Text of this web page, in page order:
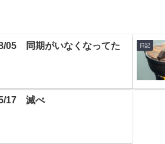
05 同期がいなくなってた 日記
17 滅べ